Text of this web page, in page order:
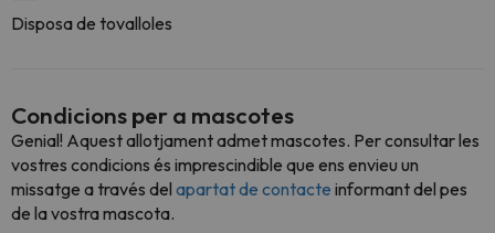
Disposa de tovalloles
Condicions per a mascotes
Genial! Aquest allotjament admet mascotes. Per consultar les
vostres condicions és imprescindible que ens envieu un
missatge a través del apartat de contacte informant del pes
de la vostra mascota.